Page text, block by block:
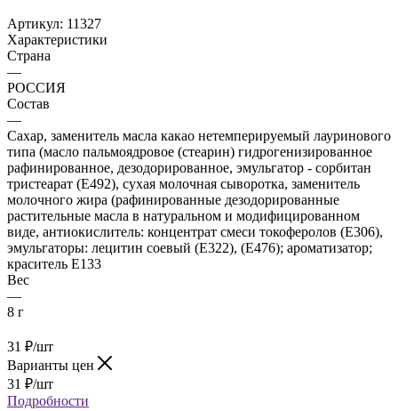
Артикул: 11327
Характеристики
Страна
—
РОССИЯ
Состав
—
Сахар, заменитель масла какао нетемперируемый лауринового
типа (масло пальмоядровое (стеарин) гидрогенизированное
рафинированное, дезодорированное, эмульгатор - сорбитан
тристеарат (Е492), сухая молочная сыворотка, заменитель
молочного жира (рафинированные дезодорированные
растительные масла в натуральном и модифицированном
виде, антиокислитель: концентрат смеси токоферолов (Е306),
эмульгаторы: лецитин соевый (Е322), (Е476); ароматизатор;
краситель Е133
Вес
—
8 г
31 ₽/шт
Варианты цен
31 ₽/шт
Подробности